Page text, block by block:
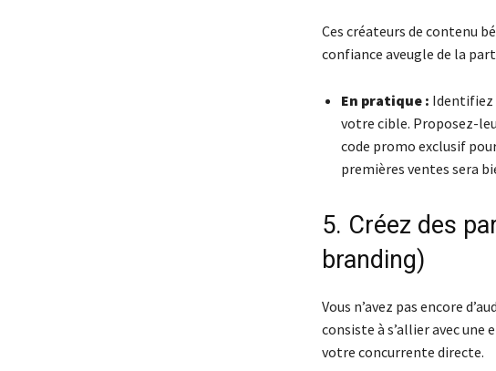
Ces créateurs de contenu
confiance aveugle de la
En pratique : Identifiez
votre cible. Proposez-
code promo exclusif
premières ventes sera
5. Créez des
branding)
Vous n’avez pas encore
consiste à s’allier avec une
votre concurrente directe.